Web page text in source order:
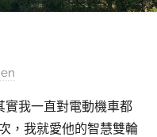
我一直對電動機車都
，我就愛他的智慧雙輪